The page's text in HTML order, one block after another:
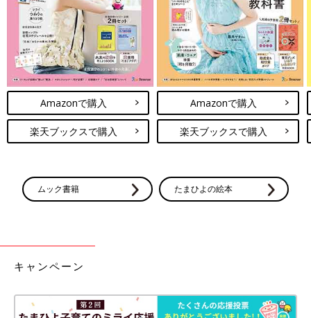
Amazonで購入
楽天ブックスで購入
Amazonで購入
楽天ブックスで購入
ムック書籍 たまひよの絵本
キャンペーン